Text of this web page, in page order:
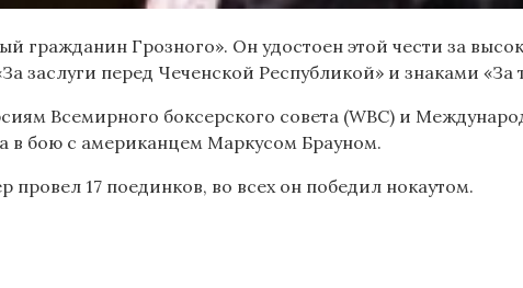
гражданин Грозного». Он удостоен этой чести за
заслуги перед Чеченской Республикой» и знаками
Всемирного боксерского совета (WBC) и
в бою с американцем Маркусом Брауном.
17 поединков, во всех он победил нокаутом.